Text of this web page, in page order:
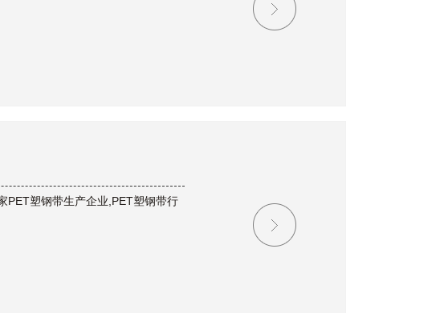
PET塑钢带生产企业,PET塑钢带行